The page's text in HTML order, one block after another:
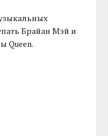
Брайан Мэй и
Queen.